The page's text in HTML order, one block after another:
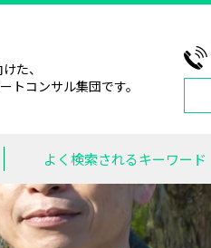
た、
トコンサル集団です。
よく検索されるキーワード